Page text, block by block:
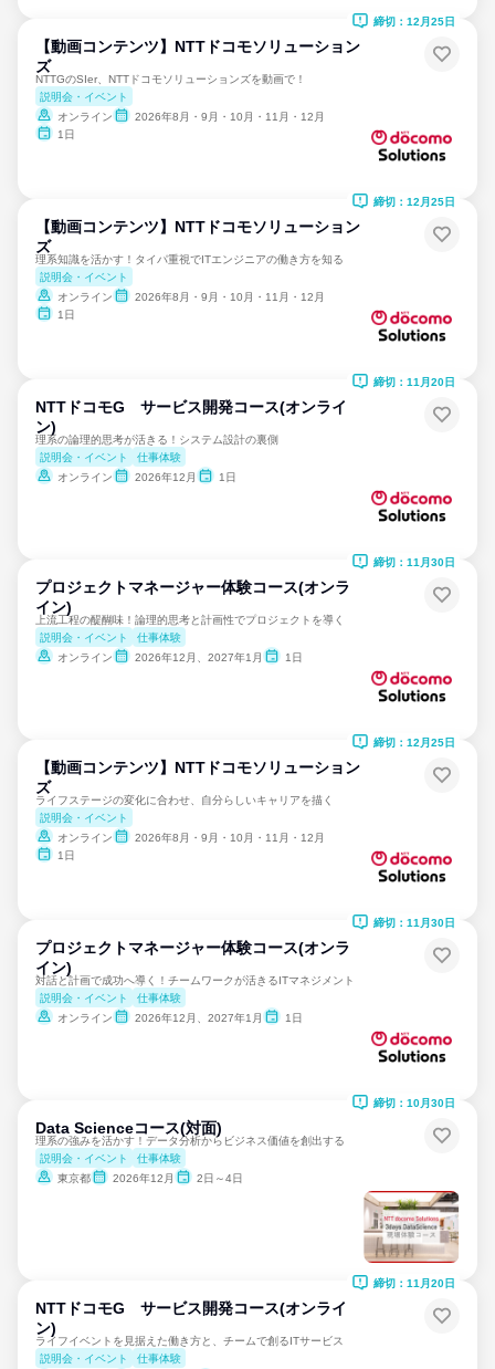
【動画コンテンツ】NTTドコモソリューション
ズ
NTTGのSIer、NTTドコモソリューションズを動画で！
説明会・イベント
オンライン
2026年8月・9月・10月・11月・12月
1日
締切：12月25日
【動画コンテンツ】NTTドコモソリューション
ズ
理系知識を活かす！タイパ重視でITエンジニアの働き方を知る
説明会・イベント
オンライン
2026年8月・9月・10月・11月・12月
1日
締切：12月25日
NTTドコモG サービス開発コース(オンライ
ン)
理系の論理的思考が活きる！システム設計の裏側
説明会・イベント
仕事体験
オンライン
2026年12月 1日
締切：11月20日
プロジェクトマネージャー体験コース(オンラ
イン)
上流工程の醍醐味！論理的思考と計画性でプロジェクトを導く
説明会・イベント
仕事体験
オンライン
2026年12月、2027年1月 1日
締切：11月30日
【動画コンテンツ】NTTドコモソリューション
ズ
ライフステージの変化に合わせ、自分らしいキャリアを描く
説明会・イベント
オンライン
2026年8月・9月・10月・11月・12月
1日
締切：12月25日
プロジェクトマネージャー体験コース(オンラ
イン)
対話と計画で成功へ導く！チームワークが活きるITマネジメント
説明会・イベント
仕事体験
オンライン
2026年12月、2027年1月 1日
締切：11月30日
Data Scienceコース(対面)
理系の強みを活かす！データ分析からビジネス価値を創出する
説明会・イベント
仕事体験
東京都
2026年12月 2日～4日
締切：10月30日
NTTドコモG サービス開発コース(オンライ
ン)
ライフイベントを見据えた働き方と、チームで創るITサービス
説明会・イベント
仕事体験
締切：11月20日